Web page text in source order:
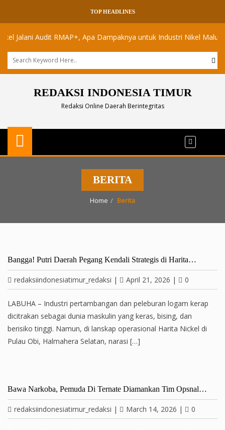
TOP HEADLINES
Audit RMAP+, Apa Dampaknya untuk Industri Nikel Maluku Utara?
REDAKSI INDONESIA TIMUR
Redaksi Online Daerah Berintegritas
BERITA
Home Berita
Bangga! Putri Daerah Pegang Kendali Strategis di Harita…
redaksiindonesiatimur_redaksi | April 21, 2026 | 0
LABUHA – Industri pertambangan dan peleburan logam kerap
dicitrakan sebagai dunia maskulin yang keras, bising, dan
berisiko tinggi. Namun, di lanskap operasional Harita Nickel di
Pulau Obi, Halmahera Selatan, narasi […]
Bawa Narkoba, Pemuda Di Ternate Diamankan Tim Opsnal…
redaksiindonesiatimur_redaksi | March 14, 2026 | 0